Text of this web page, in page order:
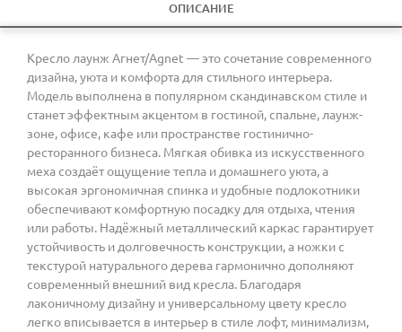
ОПИСАНИЕ
Кресло лаунж Агнет/Agnet — это сочетание современного
дизайна, уюта и комфорта для стильного интерьера.
Модель выполнена в популярном скандинавском стиле и
станет эффектным акцентом в гостиной, спальне, лаунж-
зоне, офисе, кафе или пространстве гостинично-
ресторанного бизнеса. Мягкая обивка из искусственного
меха создаёт ощущение тепла и домашнего уюта, а
высокая эргономичная спинка и удобные подлокотники
обеспечивают комфортную посадку для отдыха, чтения
или работы. Надёжный металлический каркас гарантирует
устойчивость и долговечность конструкции, а ножки с
текстурой натурального дерева гармонично дополняют
современный внешний вид кресла. Благодаря
лаконичному дизайну и универсальному цвету кресло
легко вписывается в интерьер в стиле лофт, минимализм,